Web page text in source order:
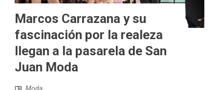
Marcos Carrazana y su
fascinación por la realeza
llegan a la pasarela de San
Juan Moda